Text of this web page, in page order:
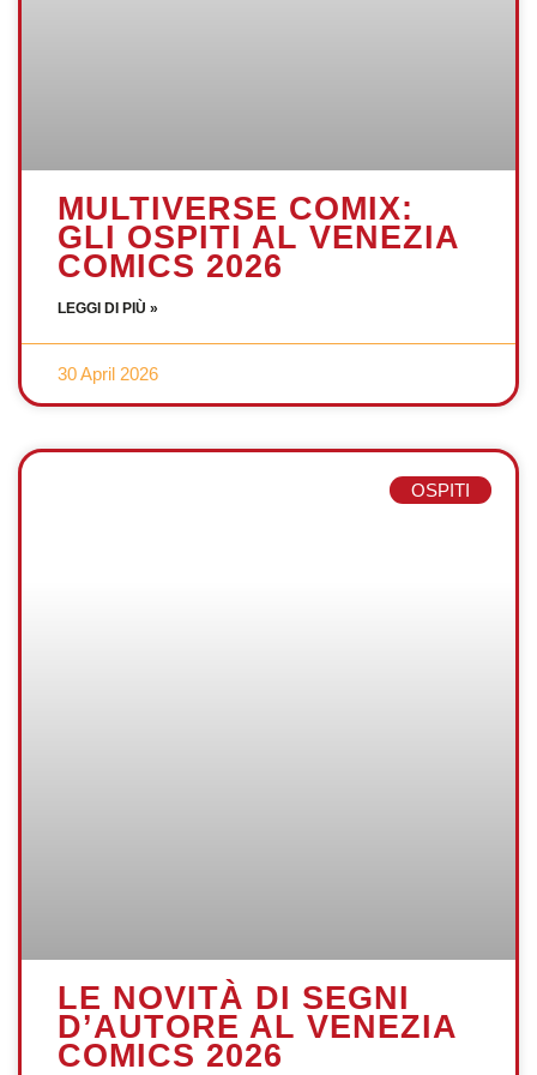
MULTIVERSE COMIX:
GLI OSPITI AL VENEZIA
COMICS 2026
LEGGI DI PIÙ »
30 April 2026
OSPITI
LE NOVITÀ DI SEGNI
D’AUTORE AL VENEZIA
COMICS 2026